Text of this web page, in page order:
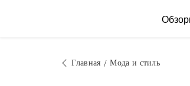
Главная Мода и стиль